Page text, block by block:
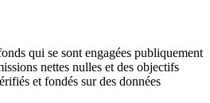
qui se sont engagées publiquement
nettes nulles et des objectifs
et fondés sur des données